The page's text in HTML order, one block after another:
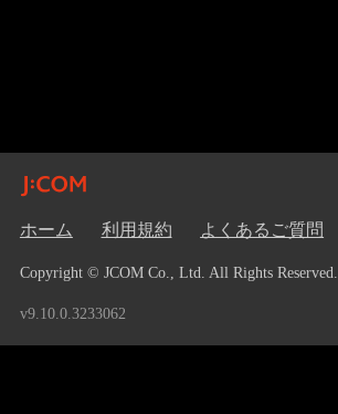
ホーム 利用規約 よくあるご質問
Copyright © JCOM Co., Ltd. All Rights Reserved.
v9.10.0.3233062